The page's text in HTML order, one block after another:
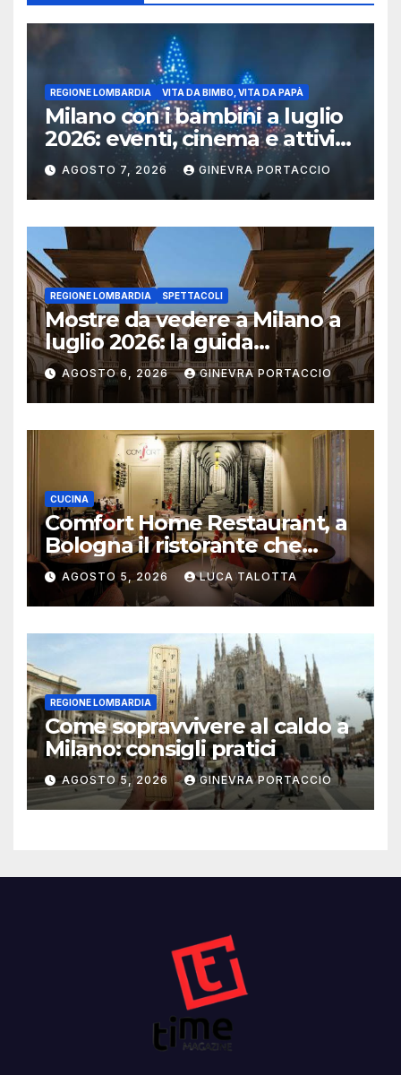
REGIONE LOMBARDIA VITA DA BIMBO, VITA DA PAPÀ
Milano con i bambini a luglio
2026: eventi, cinema e attività
per famiglie
AGOSTO 7, 2026 GINEVRA PORTACCIO
REGIONE LOMBARDIA SPETTACOLI
Mostre da vedere a Milano a
luglio 2026: la guida
aggiornata
AGOSTO 6, 2026 GINEVRA PORTACCIO
CUCINA
Comfort Home Restaurant, a
Bologna il ristorante che
trasforma l’ospitalità in
un’esperienza di casa
AGOSTO 5, 2026 LUCA TALOTTA
REGIONE LOMBARDIA
Come sopravvivere al caldo a
Milano: consigli pratici
AGOSTO 5, 2026 GINEVRA PORTACCIO